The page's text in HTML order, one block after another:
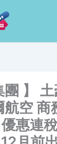
】
空 商
優惠連